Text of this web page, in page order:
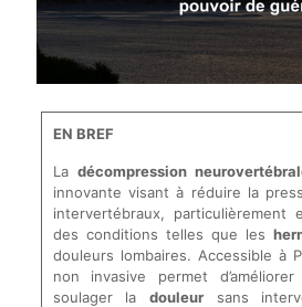
EN BREF
La décompression
innovante visant à réduire la
intervertébraux, particulièrement
des conditions telles que les
douleurs lombaires. Accessible à
non invasive permet
soulager ladouleur sans